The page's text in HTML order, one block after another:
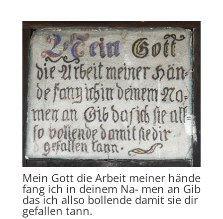
Mein Gott die Arbeit meiner hände
fang ich in deinem Na- men an Gib
das ich allso bollende damit sie dir
gefallen tann.